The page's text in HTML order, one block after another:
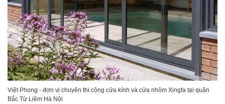
Việt Phong - đơn vị chuyên thi công cửa kính và cửa nhôm Xingfa tại quận
Bắc Từ Liêm Hà Nội